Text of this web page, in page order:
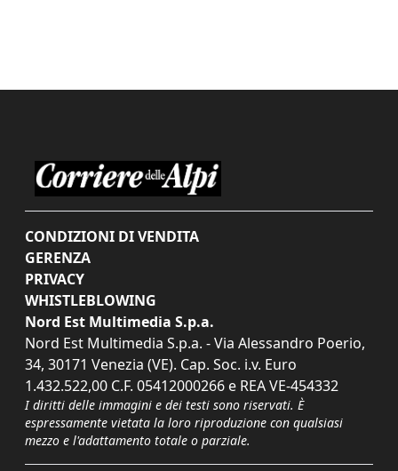
CONDIZIONI DI VENDITA
GERENZA
PRIVACY
WHISTLEBLOWING
Nord Est Multimedia S.p.a.
Nord Est Multimedia S.p.a. - Via Alessandro Poerio,
34, 30171 Venezia (VE). Cap. Soc. i.v. Euro
1.432.522,00 C.F. 05412000266 e REA VE-454332
I diritti delle immagini e dei testi sono riservati. È
espressamente vietata la loro riproduzione con qualsiasi
mezzo e l'adattamento totale o parziale.